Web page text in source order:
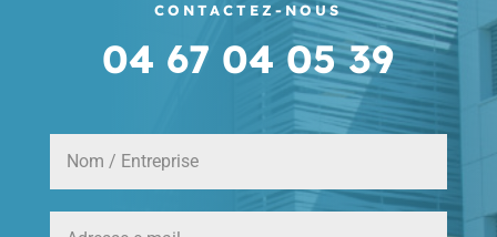
CONTACTEZ-NOUS
04 67 04 05 39